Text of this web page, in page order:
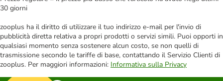
30 giorni
zooplus ha il diritto di utilizzare il tuo indirizzo e-mail per l'invio di
pubblicità diretta relativa a propri prodotti o servizi simili. Puoi opporti in
qualsiasi momento senza sostenere alcun costo, se non quelli di
trasmissione secondo le tariffe di base, contattando il Servizio Clienti di
zooplus. Per maggiori informazioni: Informativa sulla Privacy